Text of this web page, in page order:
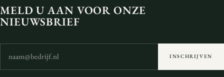
MELD U AAN VOOR ONZE
NIEUWSBRIEF
INSCHRIJVEN